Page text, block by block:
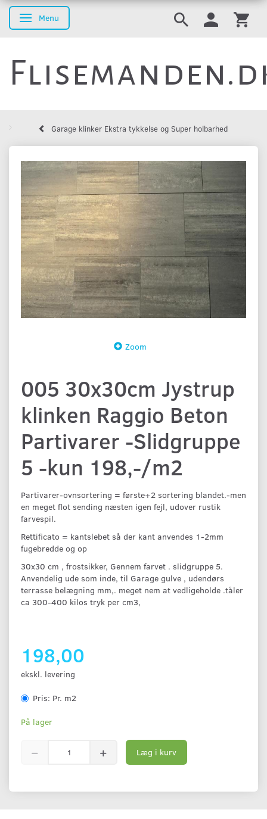
Skifte navigation
Menu
Garage klinker Ekstra tykkelse og Super holbarhed
Zoom
005 30x30cm Jystrup
klinken Raggio Beton
Partivarer -Slidgruppe
5 -kun 198,-/m2
Partivarer-ovnsortering = første+2 sortering blandet.-men
en meget flot sending næsten igen fejl, udover rustik
farvespil.
Rettificato = kantslebet så der kant anvendes 1-2mm
fugebredde og op
30x30 cm , frostsikker, Gennem farvet . slidgruppe 5.
Anvendelig ude som inde, til Garage gulve , udendørs
terrasse belægning mm,. meget nem at vedligeholde .tåler
ca 300-400 kilos tryk per cm3,
198,00
ekskl. levering
Pris: Pr. m2
På lager
Læg i kurv